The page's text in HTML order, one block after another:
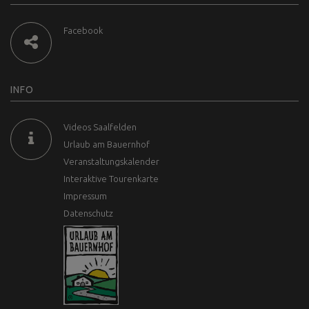
Facebook
INFO
Videos Saalfelden
Urlaub am Bauernhof
Veranstaltungskalender
Interaktive Tourenkarte
Impressum
Datenschutz